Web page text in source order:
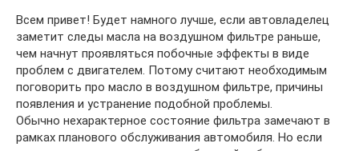
Всем привет! Будет намного лучше, если автовладелец
заметит следы масла на воздушном фильтре раньше,
чем начнут проявляться побочные эффекты в виде
проблем с двигателем. Потому считают необходимым
поговорить про масло в воздушном фильтре, причины
появления и устранение подобной проблемы.
Обычно нехарактерное состояние фильтра замечают в
рамках планового обслуживания автомобиля. Но если